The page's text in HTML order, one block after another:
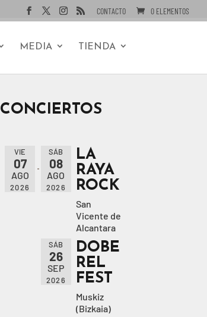
CONTACTO 0 ELEMENTOS
MEDIA TIENDA
CONCIERTOS
VIE
07
AGO
2026
SÁB
08
AGO
2026
LA
RAYA
ROCK
San
Vicente de
Alcantara
SÁB
26
SEP
2026
DOBE
REL
FEST
Muskiz
(Bizkaia)